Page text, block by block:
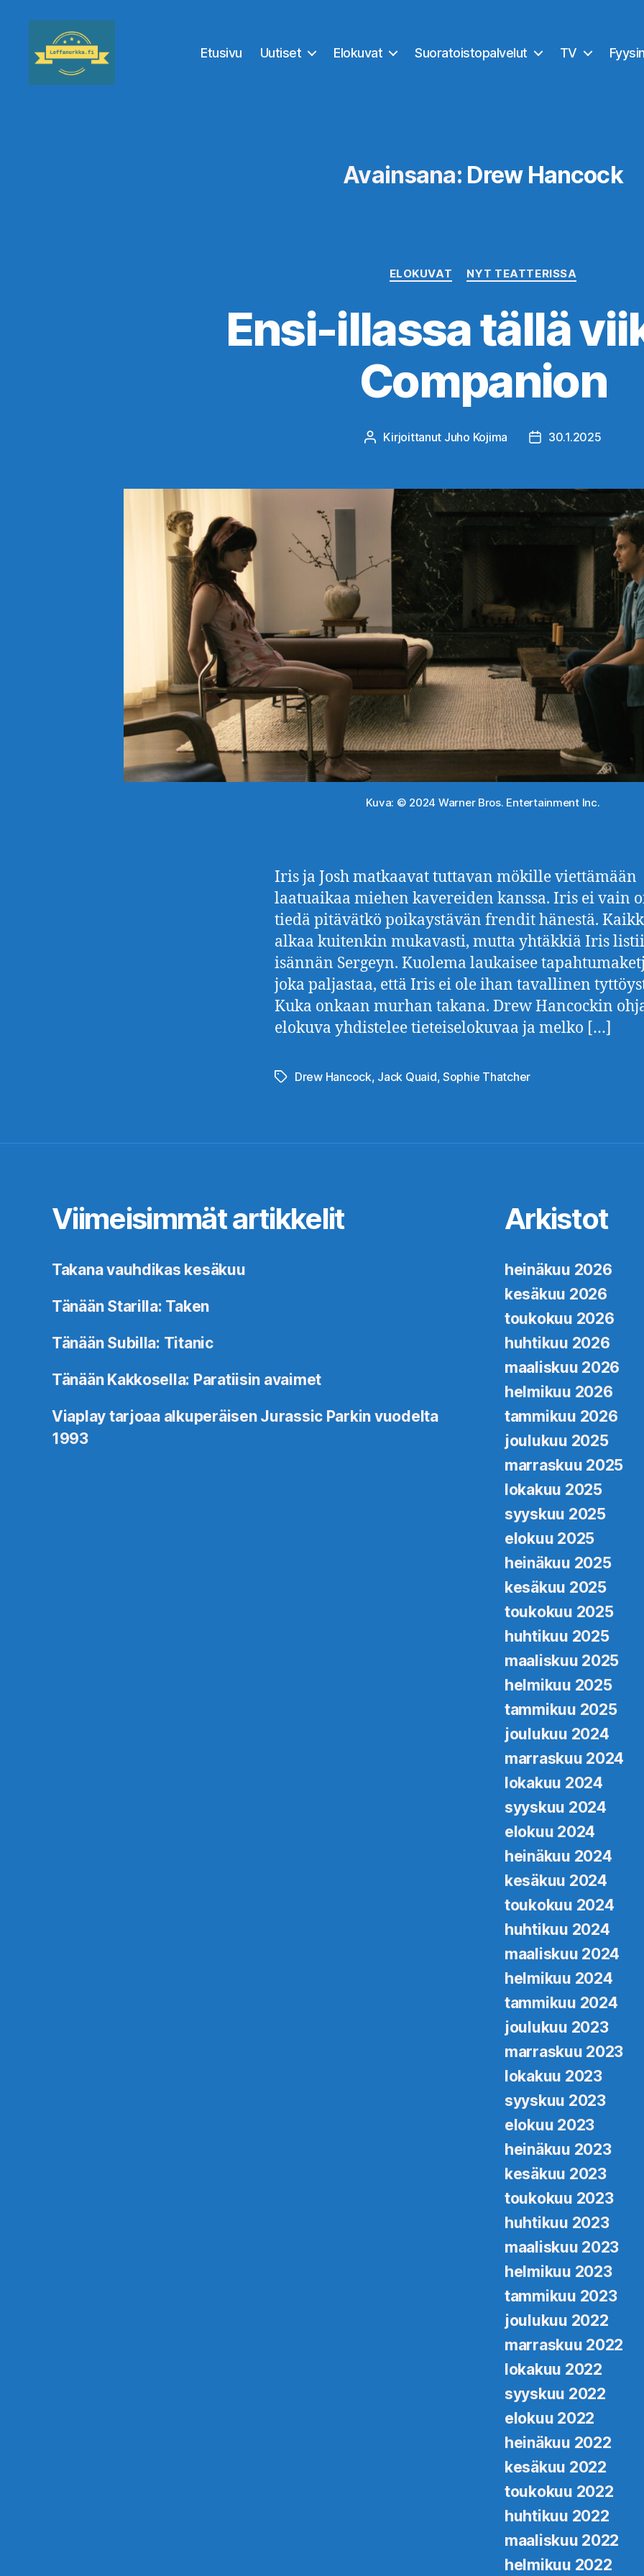
Etusivu Uutiset Elokuvat Suoratoistopalvelut TV
Avainsana: Drew Hancock
Kategoriat
ELOKUVAT NYT TEATTERISSA
Ensi-illassa tällä
Companion
Kirjoittaja
Kirjoittanut Juho Kojima Julkaisupäivämäärä
30.1.2025
Kuva: © 2024 Warner Bros. Entertainment Inc.
Iris ja Josh matkaavat tuttavan mökille viettämään
laatuaikaa miehen kavereiden kanssa. Iris ei vain
tiedä pitävätkö poikaystävän frendit hänestä.
alkaa kuitenkin mukavasti, mutta yhtäkkiä Iris
isännän Sergeyn. Kuolema laukaisee
joka paljastaa, että Iris ei ole ihan tavallinen
Kuka onkaan murhan takana. Drew Hancockin
elokuva yhdistelee tieteiselokuvaa ja melko […]
Avainsanat
Drew Hancock, Jack Quaid,Sophie Thatcher
Viimeisimmät artikkelit
Takana vauhdikas kesäkuu
Tänään Starilla: Taken
Tänään Subilla: Titanic
Tänään Kakkosella: Paratiisin avaimet
Viaplay tarjoaa alkuperäisen Jurassic Parkin vuodelta
1993
Arkistot
heinäkuu 2026
kesäkuu 2026
toukokuu 2026
huhtikuu 2026
maaliskuu 2026
helmikuu 2026
tammikuu 2026
joulukuu 2025
marraskuu 2025
lokakuu 2025
syyskuu 2025
elokuu 2025
heinäkuu 2025
kesäkuu 2025
toukokuu 2025
huhtikuu 2025
maaliskuu 2025
helmikuu 2025
tammikuu 2025
joulukuu 2024
marraskuu 2024
lokakuu 2024
syyskuu 2024
elokuu 2024
heinäkuu 2024
kesäkuu 2024
toukokuu 2024
huhtikuu 2024
maaliskuu 2024
helmikuu 2024
tammikuu 2024
joulukuu 2023
marraskuu 2023
lokakuu 2023
syyskuu 2023
elokuu 2023
heinäkuu 2023
kesäkuu 2023
toukokuu 2023
huhtikuu 2023
maaliskuu 2023
helmikuu 2023
tammikuu 2023
joulukuu 2022
marraskuu 2022
lokakuu 2022
syyskuu 2022
elokuu 2022
heinäkuu 2022
kesäkuu 2022
toukokuu 2022
huhtikuu 2022
maaliskuu 2022
helmikuu 2022